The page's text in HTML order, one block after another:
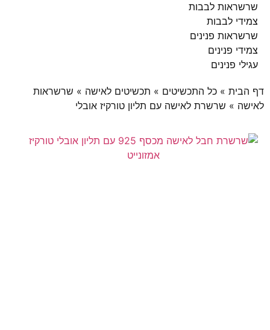
לבבות
לבבות
פנינים
פנינים
פנינים
»כל התכשיטים»תכשיטים לאישה »שרשראות
»שרשרת לאישה עם תליון טורקיז אובלי